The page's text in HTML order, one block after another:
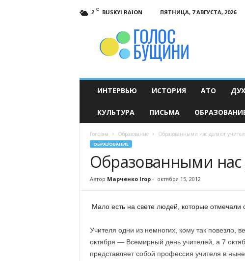
2 C BUSKYI RAION ПЯТНИЦА, 7 АВГУСТА, 2026
ИНТЕРВЬЮ ИСТОРИЯ АТО
КУЛЬТУРА ПИСЬМА
Головна Образование Образованными нас делают
ОБРАЗОВАНИЕ
Образованными нас
Автор Марченко Ігор- октября 15, 2012
Мало есть на свете людей, которые отмечали
Учителя одни из немногих, кому так повезло,
октября — Всемирный день учителей, а 7
представляет собой профессия учителя в